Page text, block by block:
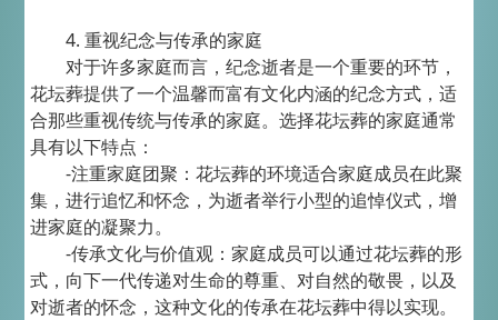
4. 重视纪念与传承的家庭
对于许多家庭而言，纪念逝者是一个重要的环节，
花坛葬提供了一个温馨而富有文化内涵的纪念方式，适
合那些重视传统与传承的家庭。选择花坛葬的家庭通常
具有以下特点：
-注重家庭团聚：花坛葬的环境适合家庭成员在此聚
集，进行追忆和怀念，为逝者举行小型的追悼仪式，增
进家庭的凝聚力。
-传承文化与价值观：家庭成员可以通过花坛葬的形
式，向下一代传递对生命的尊重、对自然的敬畏，以及
对逝者的怀念，这种文化的传承在花坛葬中得以实现。